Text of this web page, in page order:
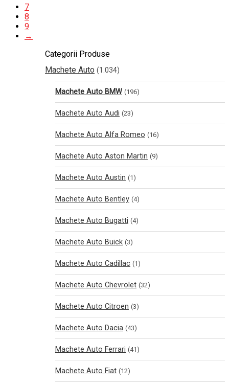
7
8
9
→
Categorii Produse
Machete Auto (1.034)
Machete Auto BMW (196)
Machete Auto Audi (23)
Machete Auto Alfa Romeo (16)
Machete Auto Aston Martin (9)
Machete Auto Austin (1)
Machete Auto Bentley (4)
Machete Auto Bugatti (4)
Machete Auto Buick (3)
Machete Auto Cadillac (1)
Machete Auto Chevrolet (32)
Machete Auto Citroen (3)
Machete Auto Dacia (43)
Machete Auto Ferrari (41)
Machete Auto Fiat (12)